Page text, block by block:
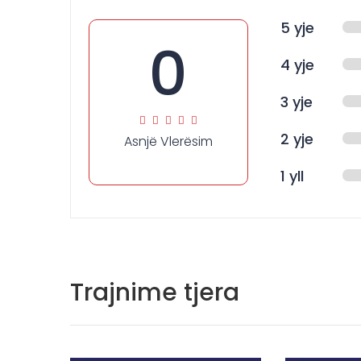
0
Asnjë Vlerësim
5 yje
4 yje
3 yje
2 yje
1 yll
Trajnime tjera